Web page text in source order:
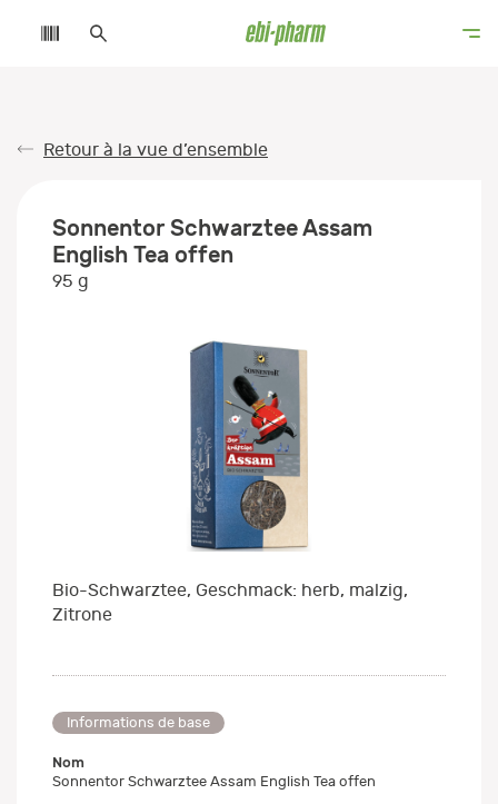
Retour à la vue d’ensemble
Sonnentor Schwarztee Assam
English Tea offen
95 g
Bio-Schwarztee, Geschmack: herb, malzig,
Zitrone
Informations de base
Nom
Sonnentor Schwarztee Assam English Tea offen